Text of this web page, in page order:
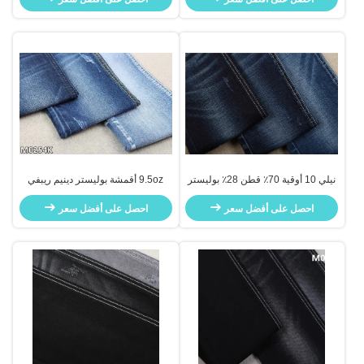
نيلي 10 أوقية 70٪ قطن 28٪ بوليستر
قماش دينم متقاطع بنسيج جينز
مطاطي
احصل على أفضل سعر
9.5oz أقمشة بوليستر دينيم ريبفي
أزرق داكن مع سوب سوب
احصل على أفضل سعر